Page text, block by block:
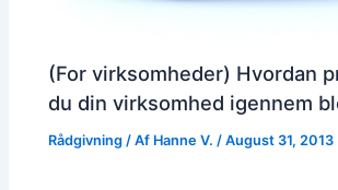
(For virksomheder) Hvordan
du din virksomhed igennem
Rådgivning / Af Hanne V./August 31, 2013